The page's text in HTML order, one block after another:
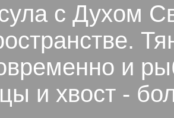
с Духом
и
и хвост -